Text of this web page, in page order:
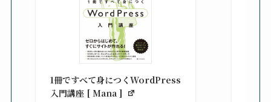
1冊ですべて身につくWordPress
入門講座 [ Mana ]